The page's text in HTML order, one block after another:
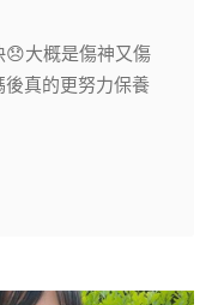
😞大概是傷神又傷
真的更努力保養